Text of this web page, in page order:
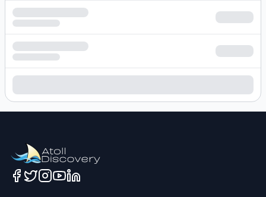
Loading hotel search results...